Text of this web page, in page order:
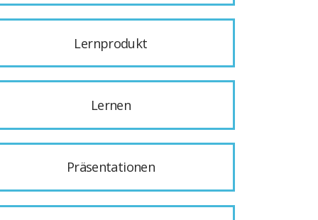
Lernprodukt
Lernen
Präsentationen